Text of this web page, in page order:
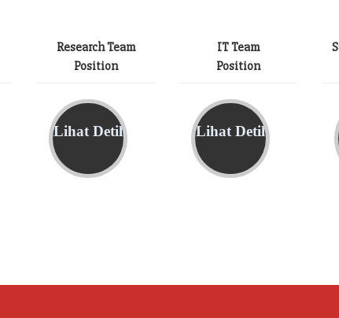
Research Team
Position
Lihat Detil
IT Team
Position
Lihat Detil